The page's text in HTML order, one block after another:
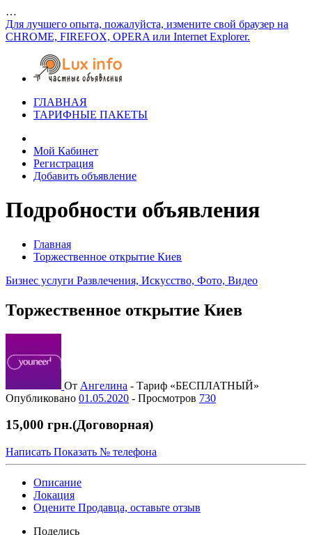
…
Для лучшего опыта, пожалуйста, измените свой браузер на
CHROME, FIREFOX, OPERA или Internet Explorer.
ГЛАВНАЯ
ТАРИФНЫЕ ПАКЕТЫ
Мой Кабинет
Регистрация
Добавить объявление
Подробности объявления
Главная
Торжественное открытие Киев
Бизнес услуги Развлечения, Искусство, Фото, Видео
Торжественное открытие Киев
От Ангелина - Тариф «БЕСПЛАТНЫЙ»
Опубликовано 01.05.2020 - Просмотров 730
15,000 грн.(Договорная)
Написать Показать № телефона
Описание
Локация
Оцените Продавца, оставьте отзыв
Поделись